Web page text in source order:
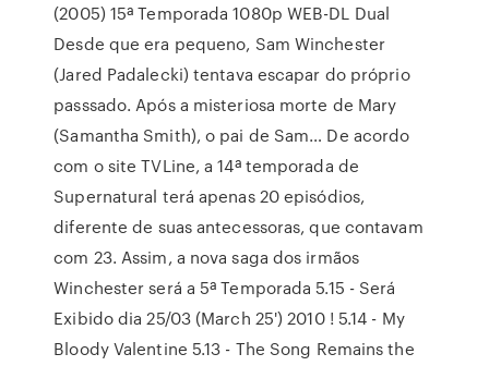
(2005) 15ª Temporada 1080p WEB-DL Dual
Desde que era pequeno, Sam Winchester
(Jared Padalecki) tentava escapar do próprio
passsado. Após a misteriosa morte de Mary
(Samantha Smith), o pai de Sam… De acordo
com o site TVLine, a 14ª temporada de
Supernatural terá apenas 20 episódios,
diferente de suas antecessoras, que contavam
com 23. Assim, a nova saga dos irmãos
Winchester será a 5ª Temporada 5.15 - Será
Exibido dia 25/03 (March 25') 2010 ! 5.14 - My
Bloody Valentine 5.13 - The Song Remains the